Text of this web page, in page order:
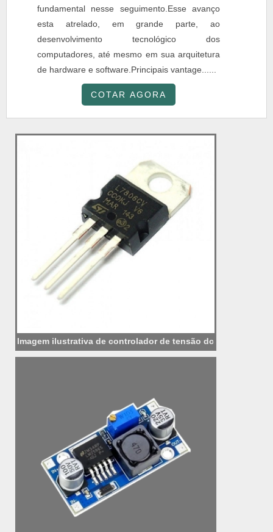
fundamental nesse seguimento.Esse avanço
esta atrelado, em grande parte, ao
desenvolvimento tecnológico dos
computadores, até mesmo em sua arquitetura
de hardware e software.Principais vantage......
COTAR AGORA
Imagem ilustrativa de controlador de tensão dc